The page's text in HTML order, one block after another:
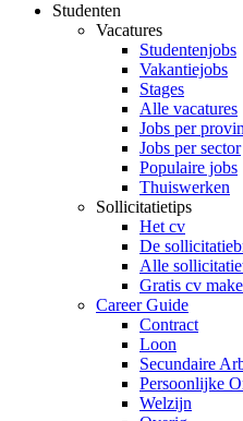
Studenten
Vacatures
Studentenjobs
Vakantiejobs
Stages
Alle vacatures
Jobs per
Jobs per sector
Populaire jobs
Thuiswerken
Sollicitatietips
Het cv
De
Alle
Gratis cv
Career Guide
Contract
Loon
Secundaire
Persoonlijke
Welzijn